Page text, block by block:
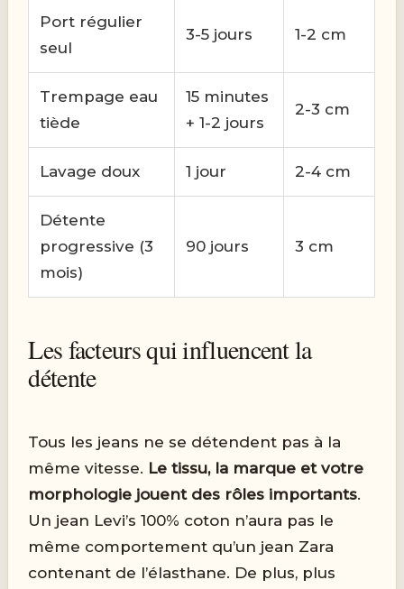
Port régulier
seul
3-5 jours 1-2 cm
Trempage eau
tiède
15 minutes
+ 1-2 jours
2-3 cm
Lavage doux 1 jour 2-4 cm
Détente
progressive (3
mois)
90 jours 3 cm
Les facteurs qui influencent la
détente
Tous les jeans ne se détendent pas à la
même vitesse. Le tissu, la marque et votre
morphologie jouent des rôles importants.
Un jean Levi’s 100% coton n’aura pas le
même comportement qu’un jean Zara
contenant de l’élasthane. De plus, plus